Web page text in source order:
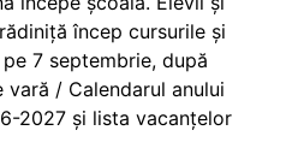
încep cursurile și
7 septembrie, după
vară / Calendarul anului
2027 și lista vacanțelor